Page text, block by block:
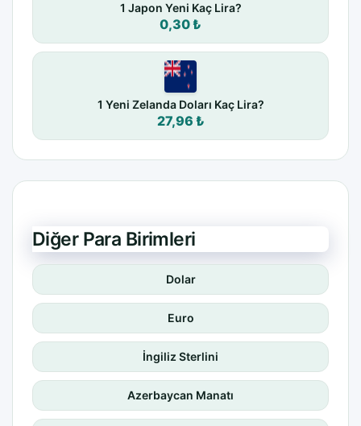
1 Japon Yeni Kaç Lira?
0,30 ₺
1 Yeni Zelanda Doları Kaç Lira?
27,96 ₺
Diğer Para Birimleri
Dolar
Euro
İngiliz Sterlini
Azerbaycan Manatı